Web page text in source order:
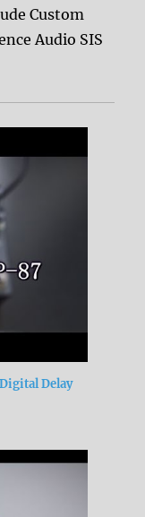
Custom
Audio SIS
Delay